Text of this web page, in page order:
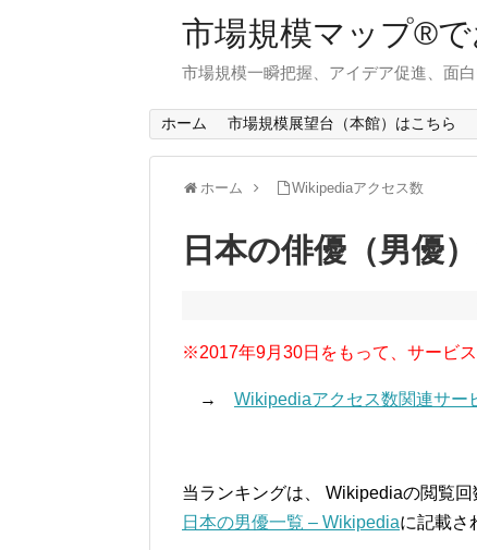
市場規模マップ®で
市場規模一瞬把握、アイデア促進、面
ホーム 市場規模展望台（本館）はこちら
ホーム Wikipediaアクセス数
日本の俳優（男優
※2017年9月30日をもって、サービス
→ Wikipediaアクセス数関連サー
当ランキングは、 Wikipediaの閲覧
日本の男優一覧 – Wikipediaに記載さ